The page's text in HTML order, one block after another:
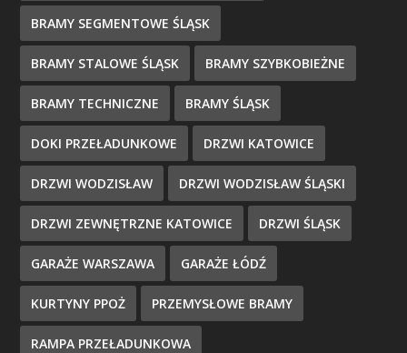
BRAMY SEGMENTOWE ŚLĄSK
BRAMY STALOWE ŚLĄSK BRAMY SZYBKOBIEŻNE
BRAMY TECHNICZNE BRAMY ŚLĄSK
DOKI PRZEŁADUNKOWE DRZWI KATOWICE
DRZWI WODZISŁAW DRZWI WODZISŁAW ŚLĄSKI
DRZWI ZEWNĘTRZNE KATOWICE DRZWI ŚLĄSK
GARAŻE WARSZAWA GARAŻE ŁÓDŹ
KURTYNY PPOŻ PRZEMYSŁOWE BRAMY
RAMPA PRZEŁADUNKOWA